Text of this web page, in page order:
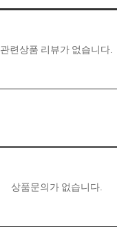
관련상품 리뷰가 없습니다.
상품문의가 없습니다.